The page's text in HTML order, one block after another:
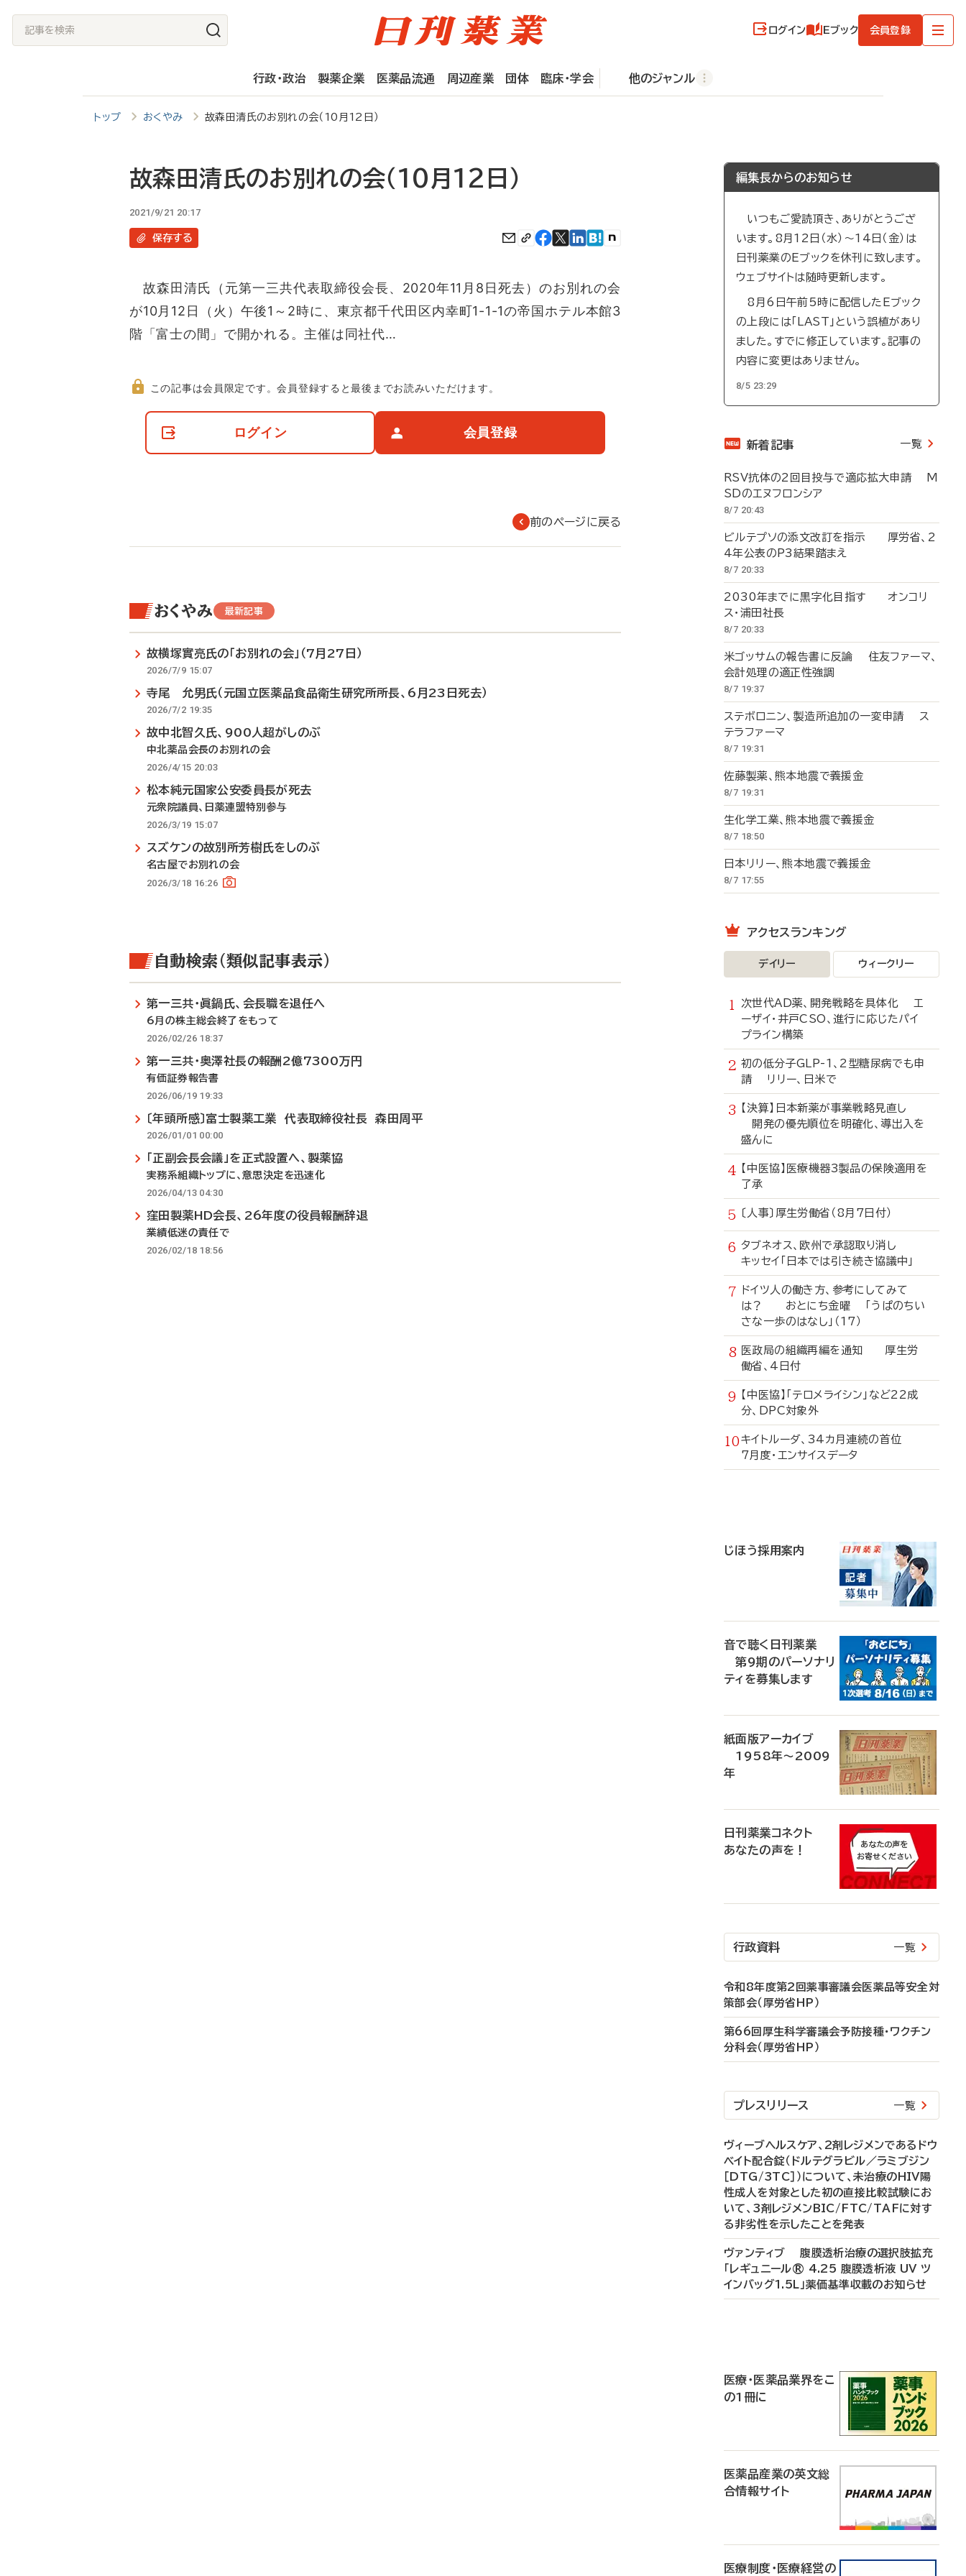
記
事
ログイン Eブック 会員登録
行政・政治 製薬企業 医薬品流通 周辺産業 団体 臨床・学会 他のジャンル
トップ おくやみ 故森田清氏のお別れの会（10月12日）
故森田清氏のお別れの会（10月12日）
2021/9/21 20:17
保存する
故森田清氏（元第一三共代表取締役会長、2020年11月8日死去）のお別れの会
が10月12日（火）午後1～2時に、東京都千代田区内幸町1-1-1の帝国ホテル本館3
階「富士の間」で開かれる。主催は同社代…
て
この記事は会員限定です。会員登録すると最後までお読みいただけます。
ログイン 会員登録
前のページに戻る
おくやみ 最新記事
故横塚實亮氏の「お別れの会」（7月27日）
2026/7/9 15:07
寺尾 允男氏（元国立医薬品食品衛生研究所所長、6月23日死去）
2026/7/2 19:35
故中北智久氏、900人超がしのぶ
中北薬品会長のお別れの会
2026/4/15 20:03
松本純元国家公安委員長が死去
元衆院議員、日薬連盟特別参与
2026/3/19 15:07
スズケンの故別所芳樹氏をしのぶ
名古屋でお別れの会
2026/3/18 16:26
自動検索（類似記事表示）
第一三共・眞鍋氏、会長職を退任へ
6月の株主総会終了をもって
2026/02/26 18:37
第一三共・奥澤社長の報酬2億7300万円
有価証券報告書
2026/06/19 19:33
〔年頭所感〕富士製薬工業 代表取締役社長 森田周平
2026/01/01 00:00
「正副会長会議」を正式設置へ、製薬協
実務系組織トップに、意思決定を迅速化
2026/04/13 04:30
窪田製薬HD会長、26年度の役員報酬辞退
業績低迷の責任で
2026/02/18 18:56
編集長からのお知らせ
いつもご愛読頂き、ありがとうござ
います。8月12日（水）～14日（金）は
日刊薬業のEブックを休刊に致します。
ウェブサイトは随時更新します。
8月6日午前5時に配信したEブック
の上段には「LAST」という誤植があり
ました。すでに修正しています。記事の
内容に変更はありません。
8/5 23:29
新着記事 一覧
RSV抗体の2回目投与で適応拡大申請 M
SDのエヌフロンシア
8/7 20:43
ビルテプソの添文改訂を指示 厚労省、2
4年公表のP3結果踏まえ
8/7 20:33
2030年までに黒字化目指す オンコリ
ス・浦田社長
8/7 20:33
米ゴッサムの報告書に反論 住友ファーマ、
会計処理の適正性強調
8/7 19:37
ステボロニン、製造所追加の一変申請 ス
テラファーマ
8/7 19:31
佐藤製薬、熊本地震で義援金
8/7 19:31
生化学工業、熊本地震で義援金
8/7 18:50
日本リリー、熊本地震で義援金
8/7 17:55
アクセスランキング
デイリー ウィークリー
次世代AD薬、開発戦略を具体化 エ
ーザイ・井戸CSO、進行に応じたパイ
プライン構築
初の低分子GLP-1、2型糖尿病でも申
請 リリー、日米で
【決算】日本新薬が事業戦略見直し
開発の優先順位を明確化、導出入を
盛んに
【中医協】医療機器3製品の保険適用を
了承
〔人事〕厚生労働省（8月7日付）
タブネオス、欧州で承認取り消し
キッセイ「日本では引き続き協議中」
ドイツ人の働き方、参考にしてみて
は？ おとにち金曜 「うぱのちい
さな一歩のはなし」（17）
医政局の組織再編を通知 厚生労
働省、4日付
【中医協】「テロメライシン」など22成
分、DPC対象外
キイトルーダ、34カ月連続の首位
7月度・エンサイスデータ
じほう採用案内
音で聴く日刊薬業
第9期のパーソナリ
ティを募集します
紙面版アーカイブ
1958年～2009
年
日刊薬業コネクト
あなたの声を！
行政資料 一覧
令和8年度第2回薬事審議会医薬品等安全対
策部会（厚労省HP）
第66回厚生科学審議会予防接種・ワクチン
分科会（厚労省HP）
プレスリリース 一覧
ヴィーブヘルスケア、2剤レジメンであるドウ
ベイト配合錠（ドルテグラビル／ラミブジン
［DTG/3TC］）について、未治療のHIV陽
性成人を対象とした初の直接比較試験にお
いて、3剤レジメンBIC/FTC/TAFに対す
る非劣性を示したことを発表
ヴァンティブ 腹膜透析治療の選択肢拡充
「レギュニール® 4.25 腹膜透析液 UV ツ
インバッグ1.5L」薬価基準収載のお知らせ
医療・医薬品業界をこ
の1冊に
医薬品産業の英文総
合情報サイト
医療制度・医療経営の